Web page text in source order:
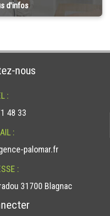
d'infos
nous
:
48 33
:
palomar.fr
:
31700 Blagnac